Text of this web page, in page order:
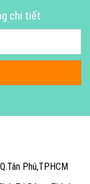
chi tiết
Phú,TPHCM